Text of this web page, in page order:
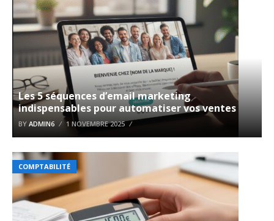
Les 5 séquences d’email marketing
indispensables pour automatiser vos ventes
BY ADMIN6 1 NOVEMBRE 2025
COMPTABILITÉ